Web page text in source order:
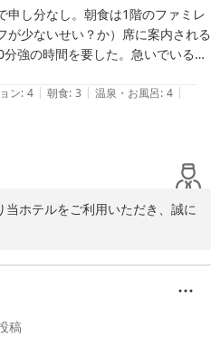
品川駅高輪口から徒歩３分の立
位置しておりますため、お足元の
感じになるかと存じます。
して、ご滞在中にご不快な思い
せんでした。
できるよう、サービスの向上に
ホテルをご利用ければ幸いで御座
ち申し上げております。
月２７日リニューアルオープ
申し分なし。朝食は1階のファミレ
が少ないせい？か）席に案内される
強の時間を要した。急いでいる時
ン: 4 | 朝食: 3 | 温泉・お風呂: 4 |
ホテルをご利用いただき、誠に
ついて「申し分なし」とのお言
日頃より快適にお過ごしいただ
で、このようなお声はスタッフ
稿